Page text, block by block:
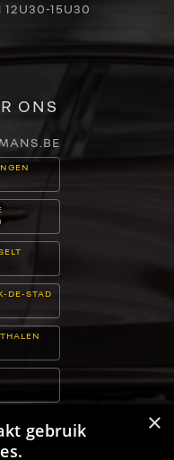
15U30
ONS
DE-STAD
×
gebruik